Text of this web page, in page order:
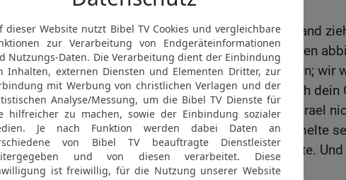
und ließ ihm sagen:
22 Lass mich durch dein Land
Äcker noch in die Weingärten
Brunnenwasser nicht trinken; wir
Königs ziehen, bis wir durch dein
23
Aber Sihon gestattete Israel
ziehen; und Sihon versammelte
Israel entgegen in die Wüste.
kämpfte er gegen Israel.